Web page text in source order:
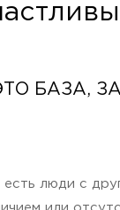
БАЗА,
люди с